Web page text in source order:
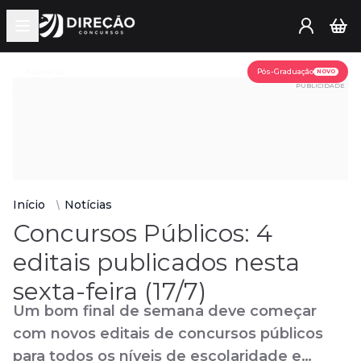
Open main menu
Pós-Graduação NOVO
PUBLICIDADE
Início Notícias
Concursos Públicos: 4
editais publicados nesta
sexta-feira (17/7)
Um bom final de semana deve começar
com novos editais de concursos públicos
para todos os níveis de escolaridade e